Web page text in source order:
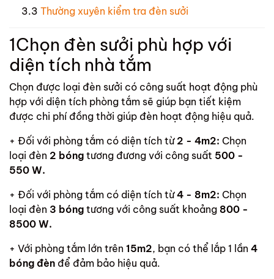
Thường xuyên kiểm tra đèn sưởi
1Chọn đèn sưởi phù hợp với
diện tích nhà tắm
Chọn được loại đèn sưởi có công suất hoạt động phù
hợp với diện tích phòng tắm sẽ giúp bạn tiết kiệm
được chi phí đồng thời giúp đèn hoạt động hiệu quả.
+ Đối với phòng tắm có diện tích từ 2 - 4m2: Chọn
loại đèn 2 bóng tương đương với công suất 500 -
550 W.
+ Đối với phòng tắm có diện tích từ 4 - 8m2: Chọn
loại đèn 3 bóng tương với công suất khoảng 800 -
8500 W.
+ Với phòng tắm lớn trên 15m2, bạn có thể lắp 1 lần 4
bóng đèn để đảm bảo hiệu quả.